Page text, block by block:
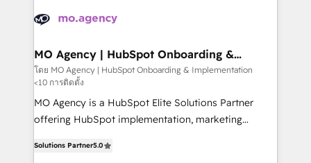
expertise to deliver the solutions you need.
WordPress and legacy CRMs, turning fragmented
architectures that accelerate revenue operations and
performance. - Multi-object CRM migration, cleanup,
and implementation. - Pre-built and custom
integrations across your full tech stack. - Custom
object setup, CMS builds, and full-funnel automation.
nurturing sequences. - Cross-hub setup across
MO Agency | HubSpot Onboarding &
Implementation
โดย MO Agency | HubSpot Onboarding & Implementation
<10 การติดตั้ง
MO Agency is a HubSpot Elite Solutions Partner
offering HubSpot implementation, marketing
paid media, content marketing, AEO and GEO (AI
Solutions Partner5.0